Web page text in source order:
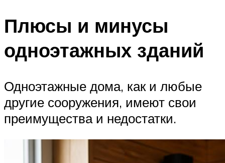
Плюсы и минусы
одноэтажных зданий
Одноэтажные дома, как и любые
другие сооружения, имеют свои
преимущества и недостатки.